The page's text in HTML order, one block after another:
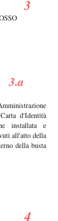
d'Identità
installata e
all'atto della
della busta